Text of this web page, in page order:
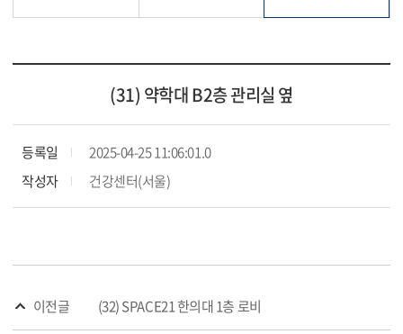
(31) 약학대 B2층 관리실 옆
등록일
2025-04-25 11:06:01.0
작성자
건강센터(서울)
이전글 (32) SPACE21 한의대 1층 로비